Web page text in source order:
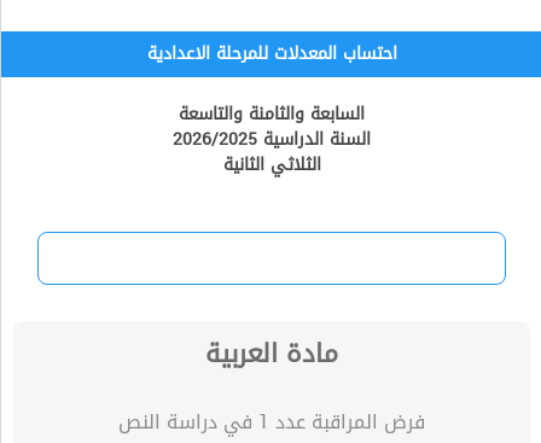
احتساب المعدلات للمرحلة الاعدادية
السابعة والثامنة والتاسعة
السنة الدراسية 2026/2025
الثلاثي الثانية
مادة العربية
فرض المراقبة عدد 1 في دراسة النص